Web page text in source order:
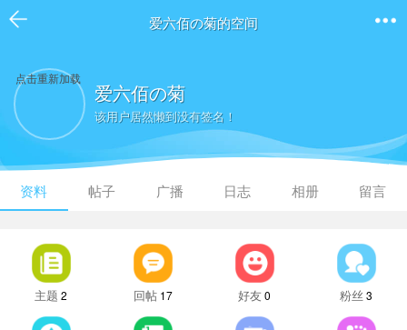
爱六佰の菊的空间
点击重新加载
爱六佰の菊
该用户居然懒到没有签名！
资料 帖子 广播 日志 相册 留言
主题 2 回帖 17 好友0 粉丝 3